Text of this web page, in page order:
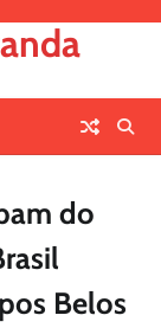
do
Belos